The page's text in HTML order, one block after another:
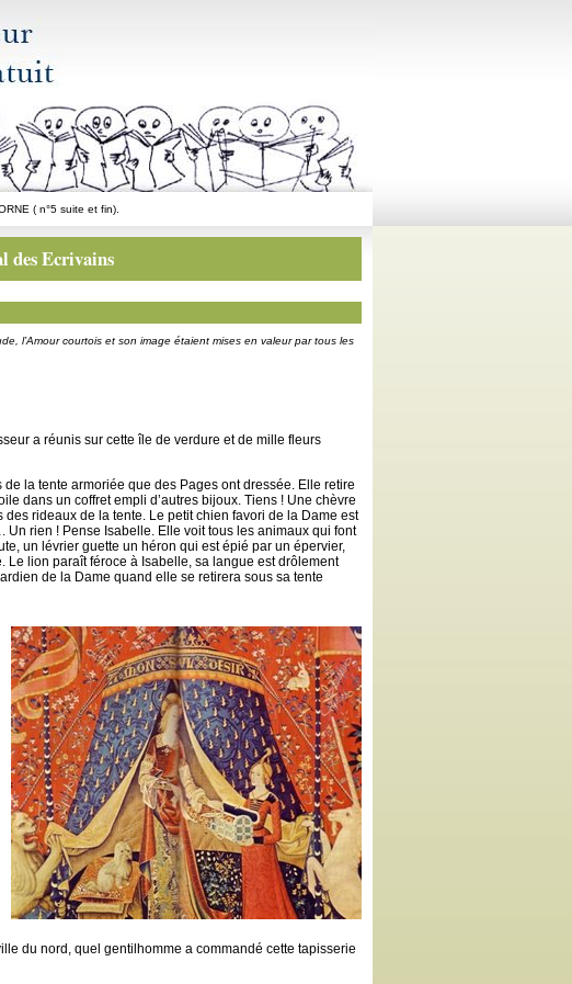
( n°5 suite et fin).
des Ecrivains
l’Amour courtois et son image étaient mises en valeur par tous les
a réunis sur cette île de verdure et de mille fleurs
la tente armoriée que des Pages ont dressée. Elle retire
dans un coffret empli d’autres bijoux. Tiens ! Une chèvre
rideaux de la tente. Le petit chien favori de la Dame est
rien ! Pense Isabelle. Elle voit tous les animaux qui font
un lévrier guette un héron qui est épié par un épervier,
Le lion paraît féroce à Isabelle, sa langue est drôlement
de la Dame quand elle se retirera sous sa tente
du nord, quel gentilhomme a commandé cette tapisserie